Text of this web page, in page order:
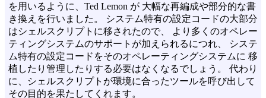
を用いるように、Ted Lemon が 大幅な再編成や部分的な書
き換えを行いました。 システム特有の設定コードの大部分
はシェルスクリプトに移されたので、 より多くのオペレー
ティングシステムのサポートが加えられるにつれ、 システ
ム特有の設定コードをそのオペレーティングシステムに 移
植したり管理したりする必要はなくなるでしょう。 代わり
に、シェルスクリプトが環境に合ったツールを呼び出して
その目的を果たしてくれます。